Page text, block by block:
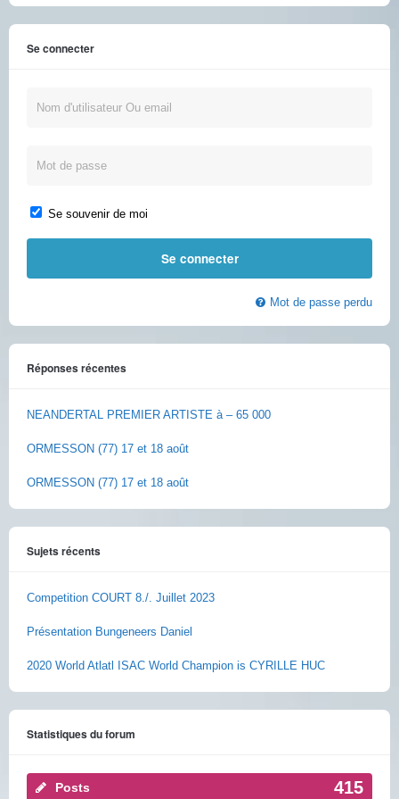
Se connecter
Se souvenir de moi
Mot de passe perdu
Réponses récentes
NEANDERTAL PREMIER ARTISTE à – 65 000
ORMESSON (77) 17 et 18 août
ORMESSON (77) 17 et 18 août
Sujets récents
Competition COURT 8./. Juillet 2023
Présentation Bungeneers Daniel
2020 World Atlatl ISAC World Champion is CYRILLE HUC
Statistiques du forum
Posts 415